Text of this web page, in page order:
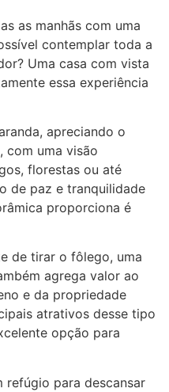
as manhãs com uma
contemplar toda a
Uma casa com vista
essa experiência
apreciando o
com uma visão
florestas ou até
de paz e tranquilidade
proporciona é
de tirar o fôlego, uma
agrega valor ao
e da propriedade
atrativos desse tipo
opção para
refúgio para descansar